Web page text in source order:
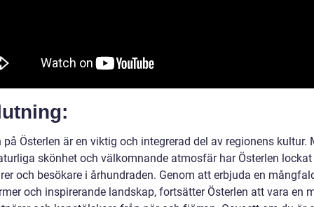
på Österlen är en viktig och integrerad del av regionens kultur.
skönhet och välkomnande atmosfär har Österlen lockat
och besökare i århundraden. Genom att erbjuda en
och inspirerande landskap, fortsätter Österlen att vara en